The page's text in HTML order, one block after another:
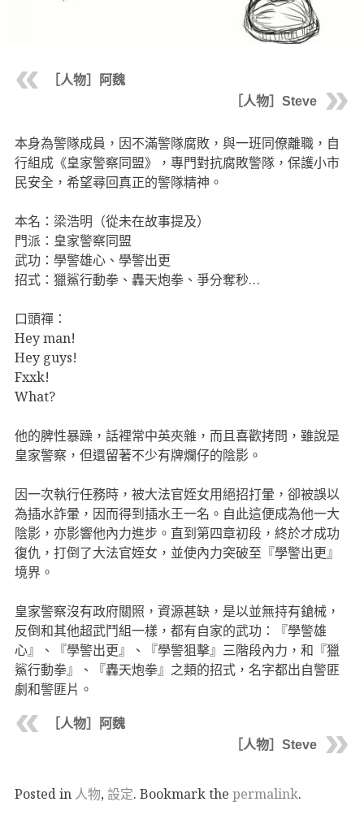
［人物］阿魏
［人物］Steve
本身為警隊成員，因不滿警隊腐敗，與一班同僚離職，自
行組成《皇家警察同盟》，專門對抗腐敗警隊，保護小市
民安全，希望尋回真正的警隊精神。
本名：梁浩明（從未在故事提及）
門派：皇家警察同盟
武功：學警雄心、學警出更
招式：獵鯊行動拳、轟天炮拳、爭分奪秒…
口頭禪：
Hey man!
Hey guys!
Fxxk!
What?
他的脾性暴躁，話裡常中英夾雜，而且喜歡拷問，雖說是
皇家警察，但還留著不少有牌爛仔的陰影。
因一次執行任務時，被大法官姪女用絕招打暈，卻被誤以
為插水詐暈，因而得到插水王一名。自此這便成為他一大
陰影，亦影響他內力進步。直到第四章初段，終於才成功
復仇，打倒了大法官姪女，並使內力突破至『學警出更』
境界。
皇家警察沒有政府關照，資源甚缺，是以並無持有鎗械，
反倒和其他超武鬥組一樣，都有自家的武功：『學警雄
心』、『學警出更』、『學警狙擊』三階段內力，和『獵
鯊行動拳』、『轟天炮拳』之類的招式，名字都出自警匪
劇和警匪片。
［人物］阿魏
［人物］Steve
Posted in 人物, 設定. Bookmark the permalink.